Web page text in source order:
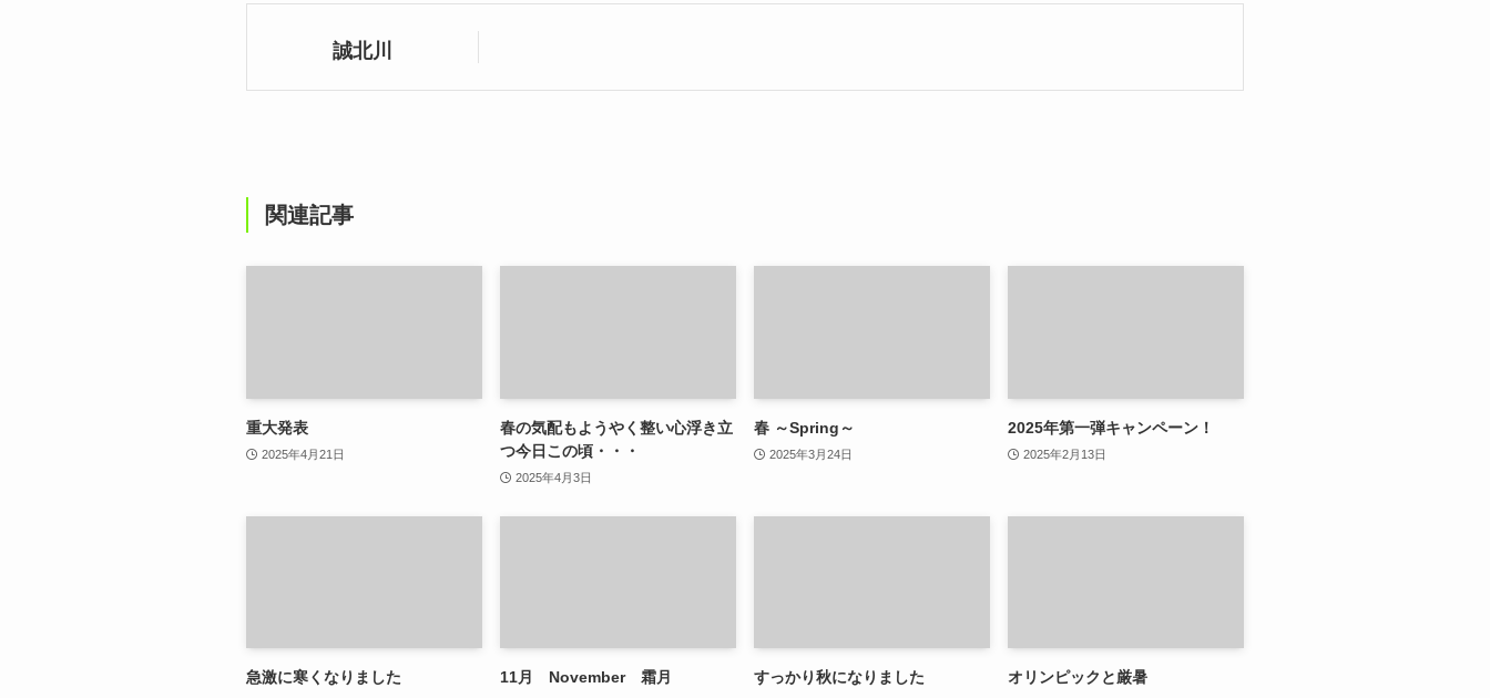
誠北川
関連記事
重大発表
2025年4月21日
春の気配もようやく整い心浮き立
つ今日この頃・・・
2025年4月3日
春 ～Spring～
2025年3月24日
2025年第一弾キャンペーン！
2025年2月13日
急激に寒くなりました 11月 November 霜月 すっかり秋になりました オリンピックと厳暑